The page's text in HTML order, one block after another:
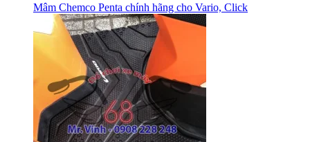
Mâm Chemco Penta chính hãng cho Vario, Click